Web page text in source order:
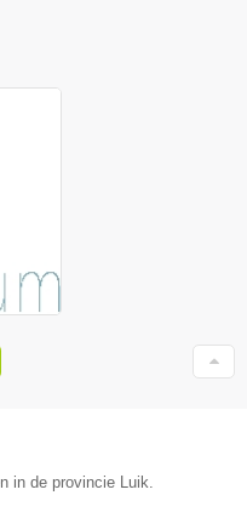
in de provincie Luik.